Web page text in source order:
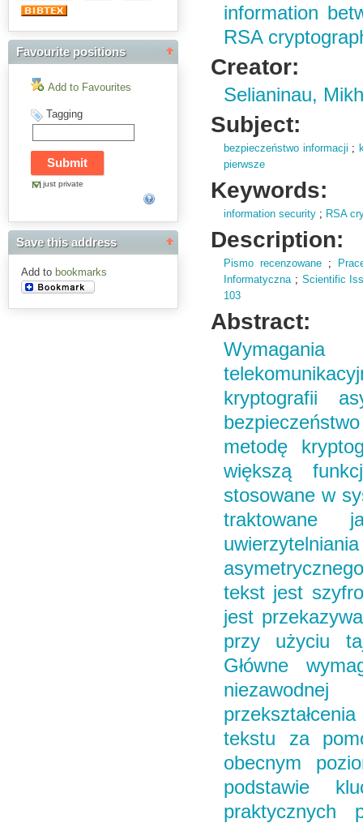
Favourite positions
Add to Favourites
Tagging
just private
Save this address
Add to bookmarks
information
RSA
Creator:
Selianinau,
Subject:
bezpieczeństwo informacji ;
pierwsze
Keywords:
information security ; RSA
Description:
Pismo recenzowane ;
Informatyczna; Scientific
103
Abstract:
kryptografii
metodę
większą
stosowane w
traktowane
tekst jest
jest
przy użyciu
Główne
tekstu za
obecnym
podstawie
praktycznych